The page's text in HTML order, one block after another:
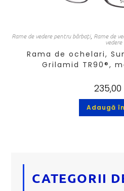
Rame de vedere pentru bărbați, Rame de
vedere
Rama de ochelari,
Grilamid TR90®,
235,00
Adaugă
CATEGORII